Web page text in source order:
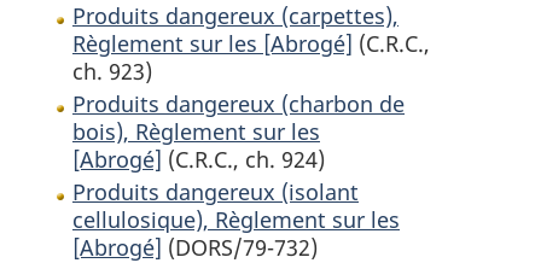
Produits dangereux (carpettes),
Règlement sur les [Abrogé] (C.R.C.,
ch. 923)
Produits dangereux (charbon de
bois), Règlement sur les
[Abrogé] (C.R.C., ch. 924)
Produits dangereux (isolant
cellulosique), Règlement sur les
[Abrogé] (DORS/79-732)